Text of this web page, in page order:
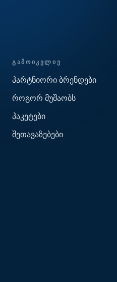
ᲒᲐᲛᲝᲘᲙᲕᲚᲘᲔ
პარტნიორი ბრენდები
როგორ მუშაობს
პაკეტები
შეთავაზებები